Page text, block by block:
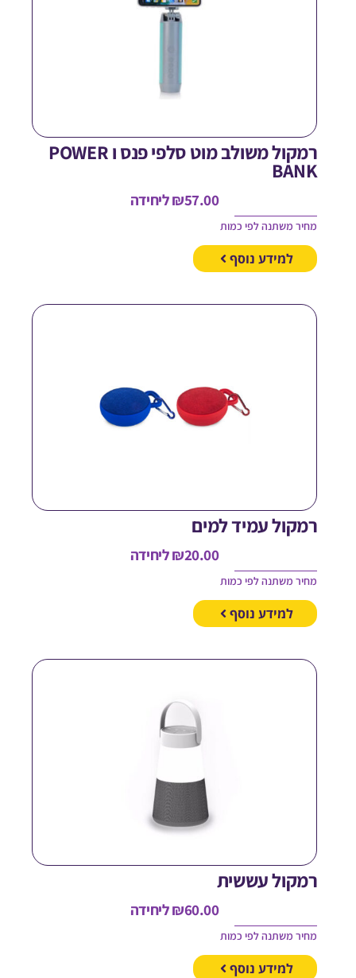
רמקול משולב מוט סלפי פנס ו POWER
₪ליחידה
משתנה לפי כמות
למידע נוסף
עמיד למים
₪ליחידה
משתנה לפי כמות
למידע נוסף
עששית
₪ליחידה
משתנה לפי כמות
למידע נוסף